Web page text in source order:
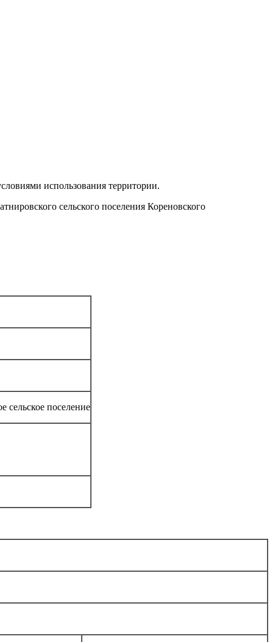
использования территории.
сельского поселения Кореновского
сельское поселение